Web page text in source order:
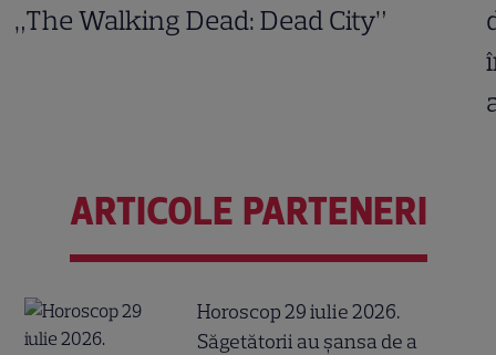
„The Walking Dead: Dead City”
ARTICOLE PARTENERI
Horoscop 29 iulie 2026.
Săgetătorii au șansa de a